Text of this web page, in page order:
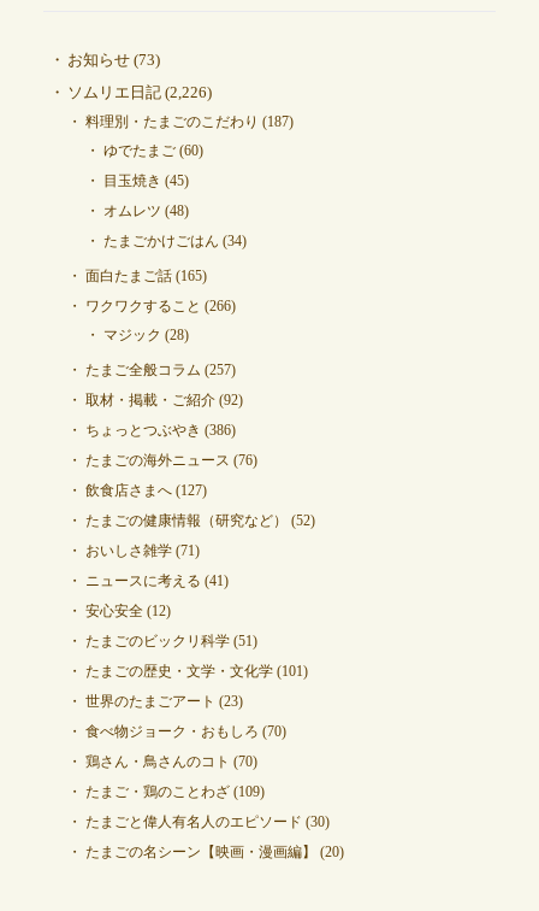
お知らせ(73)
ソムリエ日記(2,226)
料理別・たまごのこだわり (187)
ゆでたまご(60)
目玉焼き (45)
オムレツ (48)
たまごかけごはん (34)
面白たまご話(165)
ワクワクすること (266)
マジック (28)
たまご全般コラム (257)
取材・掲載・ご紹介(92)
ちょっとつぶやき (386)
たまごの海外ニュース (76)
飲食店さまへ(127)
たまごの健康情報（研究など）
(52)
おいしさ雑学(71)
ニュースに考える (41)
安心安全(12)
たまごのビックリ科学(51)
たまごの歴史・文学・文化学(101)
世界のたまごアート (23)
食べ物ジョーク・おもしろ (70)
鶏さん・鳥さんのコト (70)
たまご・鶏のことわざ(109)
たまごと偉人有名人のエピソード (30)
たまごの名シーン【映画・漫画編】
(20)